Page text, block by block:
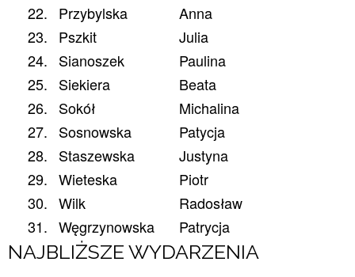
22.
Przybylska
Anna
23.
Pszkit
Julia
24.
Sianoszek
Paulina
25.
Siekiera
Beata
26.
Sokół
Michalina
27.
Sosnowska
Patycja
28.
Staszewska
Justyna
29. Wieteska
Piotr
30. Wilk
Radosław
31. Węgrzynowska Patrycja
NAJBLIŻSZE WYDARZENIA